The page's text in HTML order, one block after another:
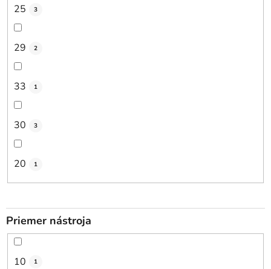
25 3
29 2
33 1
30 3
20 1
Priemer nástroja
10 1